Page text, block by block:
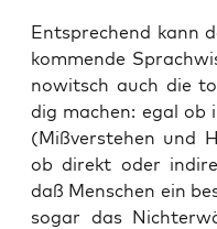
Ent­spre­chend kann
kom­men­de
no­witsch auch die
dig machen: egal
(Miß­ver­ste­hen und
ob direkt oder
daß Men­schen ein
sogar das